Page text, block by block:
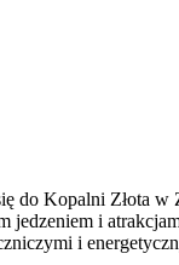
do Kopalni Złota w
jedzeniem i
i